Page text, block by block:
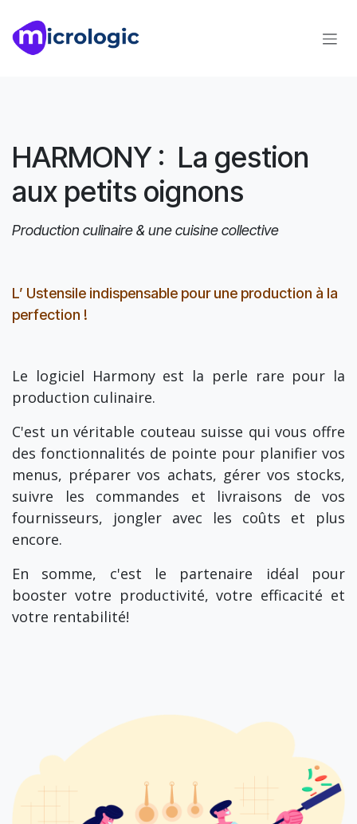
HARMONY : La gestion
aux petits oignons
Production culinaire & une cuisine collective
L’ Ustensile indispensable pour une production à la
perfection !
Le logiciel Harmony est la perle rare pour la
production culinaire.
C'est un véritable couteau suisse qui vous offre
des fonctionnalités de pointe pour planifier vos
menus, préparer vos achats, gérer vos stocks,
suivre les commandes et livraisons de vos
fournisseurs, jongler avec les coûts et plus
encore.
En somme, c'est le partenaire idéal pour
booster votre productivité, votre efficacité et
votre rentabilité!